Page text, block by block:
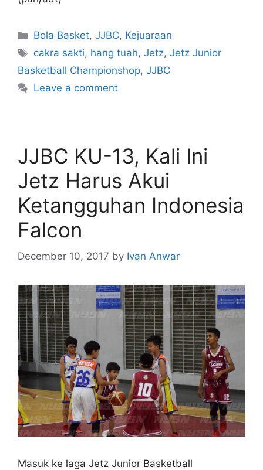
Bola Basket,JJBC, Kejuaraan
cakra sakti, hang tuah,Jetz,Jetz Junior
Basketball Championshop, JJBC
Leave a comment
JJBC KU-13, Kali Ini
Jetz Harus Akui
Ketangguhan Indonesia
Falcon
December 10, 2017 by Ivan Anwar
Masuk ke laga Jetz Junior Basketball